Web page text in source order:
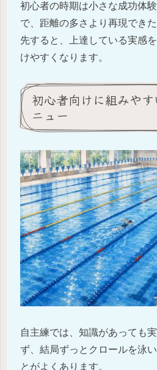
初心者の時期は小さな成功体
で、距離の多さより再現でき
先すると、上達している実感
けやすくなります。
初心者向けに組みや
ニュー
自主練では、知識があっても
ず、結局ずっとクロールを泳
とがよくあります。